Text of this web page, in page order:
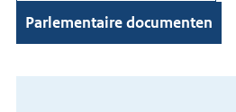
Parlementaire documenten